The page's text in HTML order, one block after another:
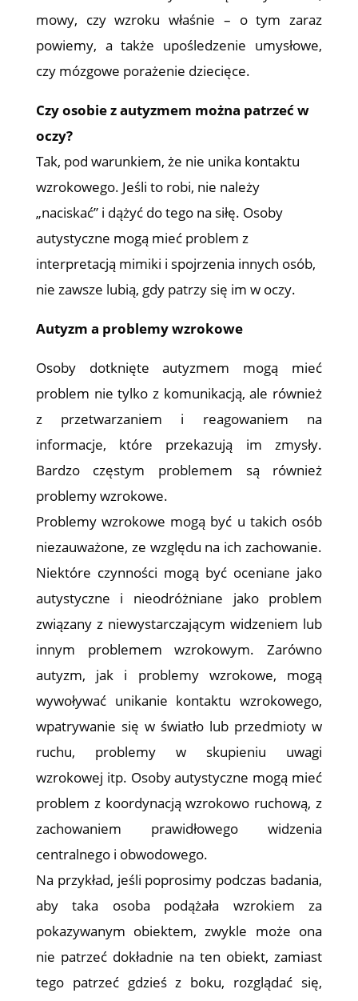
mowy, czy wzroku właśnie – o tym zaraz
powiemy, a także upośledzenie umysłowe,
czy mózgowe porażenie dziecięce.
Czy osobie z autyzmem można patrzeć w
oczy?
Tak, pod warunkiem, że nie unika kontaktu
wzrokowego. Jeśli to robi, nie należy
„naciskać” i dążyć do tego na siłę. Osoby
autystyczne mogą mieć problem z
interpretacją mimiki i spojrzenia innych osób,
nie zawsze lubią, gdy patrzy się im w oczy.
Autyzm a problemy wzrokowe
Osoby dotknięte autyzmem mogą mieć
problem nie tylko z komunikacją, ale również
z przetwarzaniem i reagowaniem na
informacje, które przekazują im zmysły.
Bardzo częstym problemem są również
problemy wzrokowe.
Problemy wzrokowe mogą być u takich osób
niezauważone, ze względu na ich zachowanie.
Niektóre czynności mogą być oceniane jako
autystyczne i nieodróżniane jako problem
związany z niewystarczającym widzeniem lub
innym problemem wzrokowym. Zarówno
autyzm, jak i problemy wzrokowe, mogą
wywoływać unikanie kontaktu wzrokowego,
wpatrywanie się w światło lub przedmioty w
ruchu, problemy w skupieniu uwagi
wzrokowej itp. Osoby autystyczne mogą mieć
problem z koordynacją wzrokowo ruchową, z
zachowaniem prawidłowego widzenia
centralnego i obwodowego.
Na przykład, jeśli poprosimy podczas badania,
aby taka osoba podążała wzrokiem za
pokazywanym obiektem, zwykle może ona
nie patrzeć dokładnie na ten obiekt, zamiast
tego patrzeć gdzieś z boku, rozglądać się,